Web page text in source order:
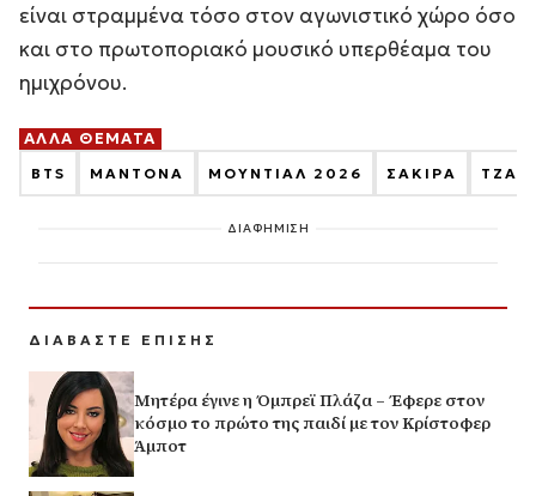
είναι στραμμένα τόσο στον αγωνιστικό χώρο όσο
και στο πρωτοποριακό μουσικό υπερθέαμα του
ημιχρόνου.
ΑΛΛΑ ΘΕΜΑΤΑ
BTS ΜΑΝΤΟΝΑ ΜΟΥΝΤΙΑΛ 2026 ΣΑΚΙΡΑ
ΔΙΑΦΗΜΙΣΗ
ΔΙΑΒΑΣΤΕ ΕΠΙΣΗΣ
Μητέρα έγινε η Όμπρεϊ Πλάζα – Έφερε στον
κόσμο το πρώτο της παιδί με τον Κρίστοφερ
Άμποτ